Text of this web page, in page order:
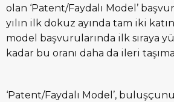
olan ‘Patent/Faydalı Model’
yılın ilk dokuz ayında tam iki
model başvurularında ilk sıraya
kadar bu oranı daha da ileri
‘Patent/Faydalı Model’,